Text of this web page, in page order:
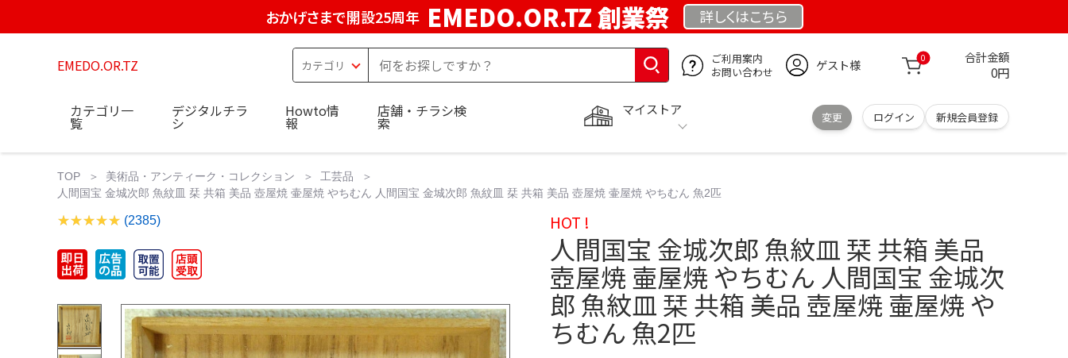
おかげさまで開設25周年 EMEDO.OR.TZ 創業祭 詳しくはこちら
EMEDO.OR.TZ
ご利用案内
お問い合わせ
ゲスト様 0 合計金額
0円
マイストア
変更 ログイン 新規会員登録
カテゴリ一
覧
デジタルチラ
シ
Howto情
報
店舗・チラシ検
索
TOP 美術品・アンティーク・コレクション
工芸品
人間国宝 金城次郎 魚紋皿 栞 共箱 美品 壺屋焼 壷屋焼 やちむん 人間国宝 金城次郎 魚紋皿 栞 共箱 美品 壺屋焼 壷屋焼 やちむん 魚2匹
(2385) HOT !
人間国宝 金城次郎 魚紋皿 栞 共箱 美品
壺屋焼 壷屋焼 やちむん 人間国宝 金城次
郎 魚紋皿 栞 共箱 美品 壺屋焼 壷屋焼 や
ちむん 魚2匹